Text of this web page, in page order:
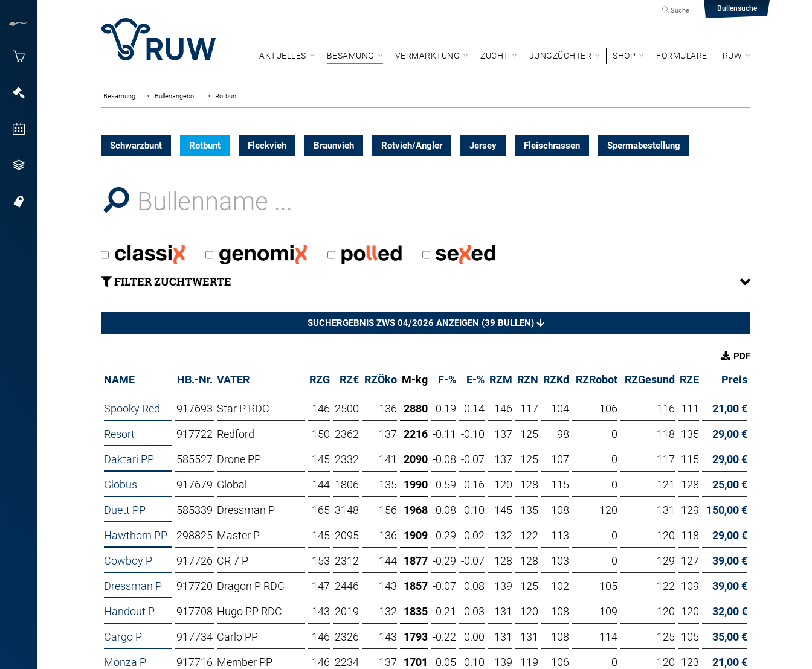
Bullensuche
Suche
AKTUELLES BESAMUNG VERMARKTUNG ZUCHT JUNGZÜCHTER SHOP FORMULARE RUW
Besamung Bullenangebot Rotbunt
Schwarzbunt Rotbunt Fleckvieh Braunvieh Rotvieh/Angler Jersey Fleischrassen Spermabestellung
FILTER ZUCHTWERTE
SUCHERGEBNIS ZWS 04/2026 ANZEIGEN (39 BULLEN)
PDF
NAME HB.-Nr. VATER RZG RZ€ RZÖko M-kg F-% E-% RZM RZN RZKd RZRobot RZGesund RZE Preis
Spooky Red 917693 Star P RDC 146 2500 136 2880 -0.19 -0.14 146 117 104 106 116 111
21,00 €
Resort
917722 Redford 150 2362 137 2216 -0.11 -0.10 137 125 98 0 118 135
29,00 €
Daktari PP
585527 Drone PP 145 2332 141 2090 -0.08 -0.07 137 125 107 0 117 115
29,00 €
Globus
917679 Global 144 1806 135 1990 -0.59 -0.16 120 128 115 0 121 128
25,00 €
Duett PP
585339 Dressman P 165 3148 156 1968 0.08 0.10 145 135 108 120 131 129
150,00 €
Hawthorn PP
298825 Master P 145 2095 136 1909 -0.29 0.02 132 122 113 0 120 118
29,00 €
Cowboy P
917726 CR 7 P 153 2312 144 1877 -0.29 -0.07 128 128 103 0 129 127
39,00 €
Dressman P
917720 Dragon P RDC 147 2446 143 1857 -0.07 0.08 139 125 102 105 122 109
39,00 €
Handout P
917708 Hugo PP RDC 143 2019 132 1835 -0.21 -0.03 131 120 108 109 120 120
32,00 €
Cargo P
917734 Carlo PP 146 2326 143 1793 -0.22 0.00 131 131 108 114 125 105
35,00 €
Monza P
917716 Member PP 146 2234 137 1701 0.05 0.10 139 119 106 0 120 123
21,00 €